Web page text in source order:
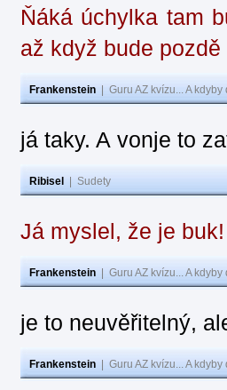
Ňáká úchylka tam
až když bude pozdě
Frankenstein Guru AZ kvízu... A
já taky. A vonje to
Ribisel Sudety
Já myslel, že je
Frankenstein Guru AZ kvízu... A
je to neuvěřitelný,
Frankenstein Guru AZ kvízu... A